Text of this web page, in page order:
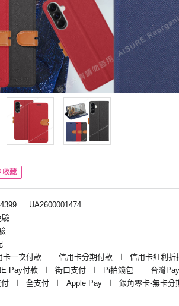
收藏
︱
UA2600001474
驗
卡一次付款
︱ 信用卡分期付款 ︱ 信用卡紅利折
Pay付款 ︱ 街口支付 ︱ Pi拍錢包 ︱ 台灣Pay
︱ 全支付 ︱ Apple Pay ︱ 銀角零卡-無卡分